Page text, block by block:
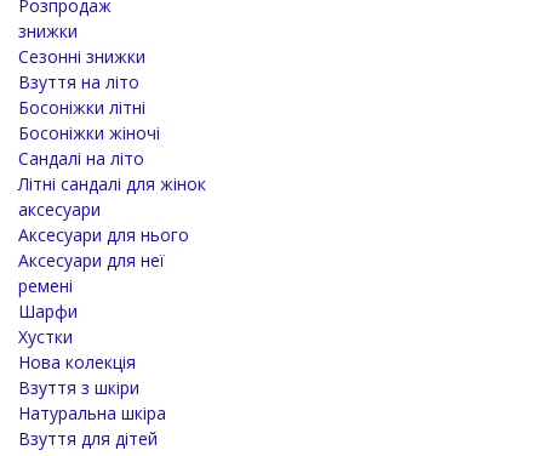
Розпродаж
знижки
Сезонні знижки
Взуття на літо
Босоніжки літні
Босоніжки жіночі
Сандалі на літо
Літні сандалі для жінок
аксесуари
Аксесуари для нього
Аксесуари для неї
ремені
Шарфи
Хустки
Нова колекція
Взуття з шкіри
Натуральна шкіра
Взуття для дітей